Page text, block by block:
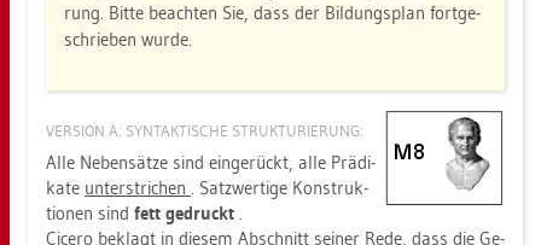
rung. Bitte be­ach­ten Sie, dass der Bil­dungs­plan fort­ge­
schrie­ben wurde.
VER­SI­ON A: SYN­TAK­TI­SCHE STRUK­TU­RIE­RUNG:
Alle Ne­ben­sät­ze sind ein­ge­rückt, alle Prä­di­
ka­te un­ter­stri­chen . Satz­wer­ti­ge Kon­struk­
tio­nen sind fett ge­druckt .
Ci­ce­ro be­klagt in die­sem Ab­schnitt sei­ner Rede, dass die Ge­